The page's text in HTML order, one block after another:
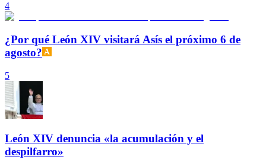
4
¿Por qué León XIV visitará Asís el próximo 6 de
agosto?
5
León XIV denuncia «la acumulación y el
despilfarro»